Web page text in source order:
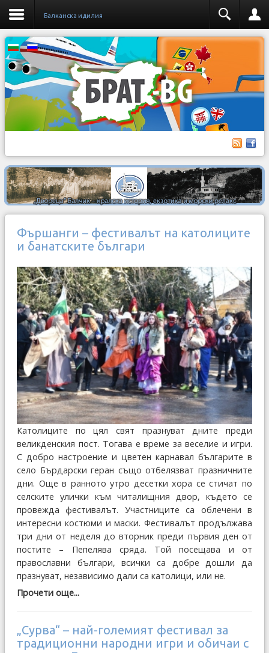
Балканска идилия
Фършанги – фестивалът на католиците
и банатските българи
Католиците по цял свят празнуват дните преди
великденския пост. Тогава е време за веселие и игри.
С добро настроение и цветен карнавал българите в
село Бърдарски геран също отбелязват празничните
дни. Още в ранното утро десетки хора се стичат по
селските улички към читалищния двор, където се
провежда фестивалът. Участниците са облечени в
интересни костюми и маски. Фестивалът продължава
три дни от неделя до вторник преди първия ден от
постите – Пепелява сряда. Той посещава и от
православни българи, всички са добре дошли да
празнуват, независимо дали са католици, или не.
Прочети още...
„Сурва“ – най-големият фестивал за
традиционни народни игри и обичаи с